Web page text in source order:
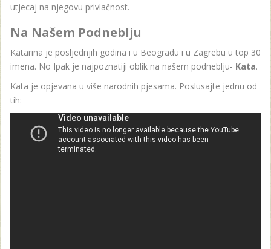
utjecaj na njegovu privlačnost.
Na Našem Podneblju
Katarina je posljednjih godina i u Beogradu i u Zagrebu u top 30
imena. No Ipak je najpoznatiji oblik na našem podneblju- Kata.
Kata je opjevana u više narodnih pjesama. Poslusajte jednu od
tih: